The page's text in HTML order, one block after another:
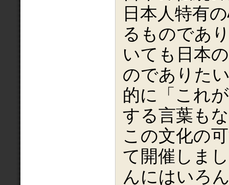
日本人特有
るものであ
いても日本
のでありた
的に「これ
する言葉も
この文化の
て開催しま
んにはいろ